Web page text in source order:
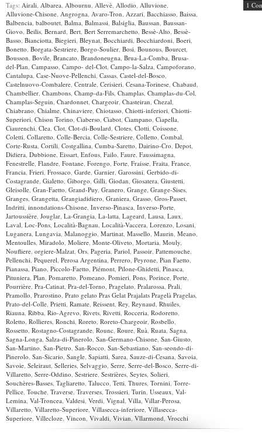
Tags: Airali, Albarea, Albournu, Allevè, Allodio, Alluvione,
Alluvione-Chisone, Angrogna, Avaro-Tron, Azzari, Bacchiasso, Baissa,
Balbencia, balboutet, Balma, Balmassi, Balsiglia, Baussan, Baussan-
Giovo, Beilis, Bernard, Bert, Bert Serremarchetto, Bessè-Alto, Bessè-
Basso, Bianciotta, Biegieri, Bleynat, Bocchiardi, Bocchiardoni, Boeri,
Bonetto, Borgata-Sestriere, Borgo-Soulier, Bosi, Bounous, Bourcet,
Bousson, Bovile, Brancato, Brandoneugna, Brua-La-Comba, Brusa-
del-Plan, Campasso, Campo- del-Clot, Campo-la-Salza, Campoforano,
Cantalupa, Case-Nuove-Pellenchi, Cassas, Castel-del-Bosco,
Castelnuovo-Combalere, Centrale, Cerisieri, Cesana-Torinese, Chabaud,
Chambellier, Chambons, Champ-da-Fils, Champlas, Champlas-du-Col,
Champlas-Seguin, Chardonnet, Chargeoir, Chasteiran, Chezal,
Chiabrano, Chialme, Chinaviere, Chiotasso, Chiotti-inferiori, Chiotti-
Superiori, Chison Torino, Ciaberso, Ciabot, Ciampano, Ciapella,
Ciaurenchi, Clea, Clot, Clot-di-Boulard, Clotes, Clotti, Coissone,
Coletti, Collaretto, Colle-Bercia, Colle-Sestriere, Colletto, Combal,
Corte-Rusta, Cortili, Costgallina, Cumba-Saretto, Dairino-Cro, Depot,
Didiera, Dubbione, Eissart, Enfous, Failo, Faure, Faussimagna,
Fenestrelle, Flandre, Fontane, Forengo, Forte, Fraisse, Fraita, France,
Francia, Frieri, Frossaco, Garde, Garnier, Garossini, Gerbido-di-
Costagrande, Gialetto, Giborgo, Gilli, Giodan, Giosatera, Giustetti,
Gleisolle, Gran-Faetto, Grand-Puy, Granero, Grange, Grange-Sises,
Granges, Grangetta, Grangiadidiero, Graniera, Grasso, Gros-Passet,
Indritti, innondations-Chisone, Inverso-Pinasca, Inverso-Porte,
Jartoussière, Jouglar, La-Grangia, La-latta, Lageard, Lausa, Laux,
Laval, Loc-Pons, Località-Bagnau, Località-Vaccera, Lorenzo, Losani,
Luganera, Lungavia, Malanoggio, Martinat, Massello, Maurin, Meano,
Mentoulles, Miradolo, Moliere, Monte-Oliveto, Mortaria, Mouly,
Noufliere, orgiere-Malzat, Ors, Pageria, Pariol, Passoir, Pattemouche,
Pellenchi, Pequerel, Perosa Argentina, Perrero, Peyrone, Pian Faetto,
Pianassa, Piano, Piccolo-Faetto, Piémont, Pilone-Ghidetti, Pinasca,
Pituniera, Plan, Pomaretto, Pomeano, Pomieri, Pons, Porince, Porte,
Pourrière, Pra-Catinat, Pra-del-Torno, Pragelato, Pralarossa, Prali,
Pramollo, Prarostino, Prato gelato Pras Gelat Prajalats Pragelà Pragelas,
Prato-del-Colle, Prietti, Ramate, Reissent, Rey, Reynaud, Rhuiles,
Riauna, Ribba, Rio-Agrevo, Rivets, Rivetti, Rocceria, Rodoretto,
Roletto, Rollieres, Ronchi, Roreto, Roreto-Chargeoir, Rosbello,
Rossetto, Rostagno-Costagrande, Rounc, Roure, Ruà, Ruata, Sagna,
Sagna-Longa, Salza-di-Pinerolo, San-Germano-Chisone, San-Giusto,
San-Martino, San-Pietro, San-Rocco, San-Sebastiano, San-seondo-di-
Pinerolo, San-Sicario, Sangle, Sapiatti, Sarea, Sauze-di-Cesana, Savoia,
Savoie, Seleiraut, Selleries, Selvaggio, Serre, Serre-del-Bosco, Serre-di-
Villaretto, Serre-Oddino, Sestriere, Sestrières, Seytes, Solieri,
Souchères-Basses, Tagliaretto, Talucco, Tetti, Thures, Tornini, Torre-
Pellice, Touche, Traverse, Traverses, Trossieri, Turin, Usseaux, Val-
Lemina, Val-Troncea, Valdesi, Verdi, Vignal, Villa, Villar-Perosa,
Villaretto, Villaretto-Superiore, Villasecca-inferiore, Villasecca-
Superiore, Villecloze, Vincon, Vivaldi, Vivian, Vllarmond, Vrocchi
1